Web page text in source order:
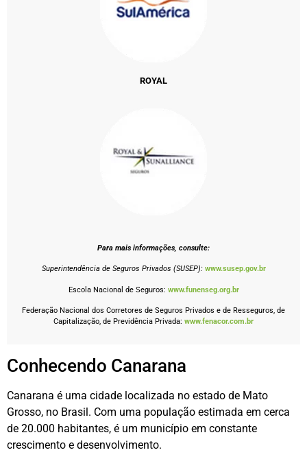
ROYAL
Para mais informações, consulte:
Superintendência de Seguros Privados (SUSEP): www.susep.gov.br
Escola Nacional de Seguros: www.funenseg.org.br
Federação Nacional dos Corretores de Seguros Privados e de Resseguros, de
Capitalização, de Previdência Privada: www.fenacor.com.br
Conhecendo Canarana
Canarana é uma cidade localizada no estado de Mato
Grosso, no Brasil. Com uma população estimada em cerca
de 20.000 habitantes, é um município em constante
crescimento e desenvolvimento.